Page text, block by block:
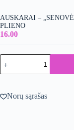
AUSKARAI –
PLIENO
16.00
produkto
kiekis:
Auskarai
"Senovės
Roma"
Norų sąrašas